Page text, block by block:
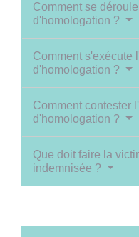
Comment se
d'homologation ?
Comment s'exécute
d'homologation ?
Comment contester
d'homologation ?
Que doit faire la
indemnisée ?